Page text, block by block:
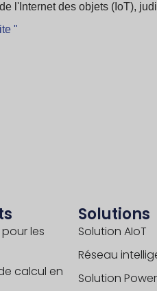
l'Internet des objets (IoT),
"
les
calcul en
Solutions
Solution AIoT
Réseau
Solution